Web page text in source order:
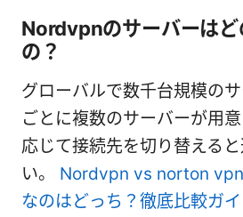
Nordvpnのサーバーはど
の？
グローバルで数千台規模の
ごとに複数のサーバーが用
応じて接続先を切り替える
い。 Nordvpn vs norton
なのはどっち？徹底比較ガ